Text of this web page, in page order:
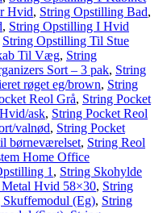
Hvid, String Opstilling Bad,
, String Opstilling I Hvid
String Opstilling Til Stue
Til Væg, String
Sort – 3 pak, String
røget eg/brown, String
Reol Grå, String Pocket
ask, String Pocket Reol
valnød, String Pocket
børneværelset, String Reol
Home Office
1 , String Skohylde
Hvid 58×30, String
Skuffemodul (Eg), String